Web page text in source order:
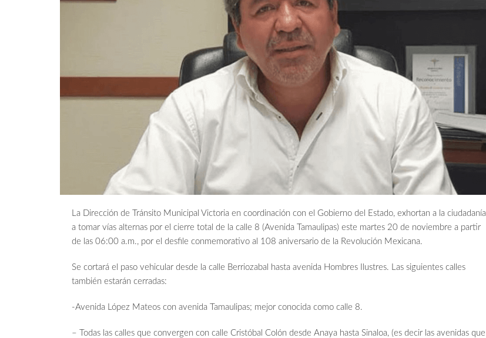
La Dirección de Tránsito Municipal Victoria en coordinación con el Gobierno del Estado, exhortan a la ciudadanía
a tomar vías alternas por el cierre total de la calle 8 (Avenida Tamaulipas) este martes 20 de noviembre a partir
de las 06:00 a.m., por el desfile conmemorativo al 108 aniversario de la Revolución Mexicana.
Se cortará el paso vehicular desde la calle Berriozabal hasta avenida Hombres Ilustres. Las siguientes calles
también estarán cerradas:
-Avenida López Mateos con avenida Tamaulipas; mejor conocida como calle 8.
– Todas las calles que convergen con calle Cristóbal Colón desde Anaya hasta Sinaloa, (es decir las avenidas que